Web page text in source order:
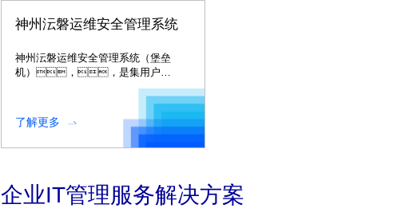
神州沄磐运维安全管理系统
神州沄磐运维安全管理系统（堡垒
机），，是集用户
理、、、、
授权（Authorization）管
理、、认证
了解更多
企业IT管理服务解决方案